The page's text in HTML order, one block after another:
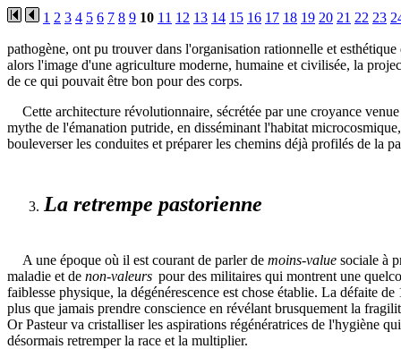
1 2 3 4 5 6 7 8 9 10 11 12 13 14 15 16 17 18 19 20 21 22 23
pathogène, ont pu trouver dans l'organisation rationnelle et esthétique
alors l'image d'une agriculture moderne, humaine et civilisée, la
de ce qui pouvait être bon pour des corps.
Cette architecture révolutionnaire, sécrétée par une croyance
mythe de l'émanation putride, en disséminant l'habitat
bouleverser les conduites et préparer les chemins déjà profilés de la
La retrempe pastorienne
A une époque où il est courant de parler de moins-value sociale à
maladie et de non-valeurs pour des militaires qui montrent une
faiblesse physique, la dégénérescence est chose établie. La défaite de
plus que jamais prendre conscience en révélant brusquement la
Or Pasteur va cristalliser les aspirations régénératrices de l'hygiène
désormais retremper la race et la multiplier.